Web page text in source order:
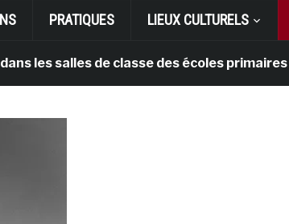
PRATIQUES LIEUX CULTURELS
de classe des écoles primaires des